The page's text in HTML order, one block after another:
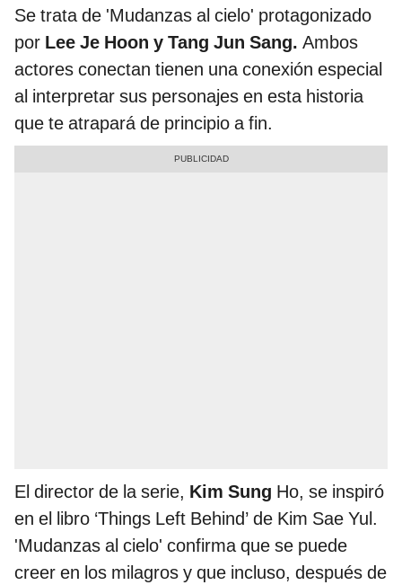
Se trata de 'Mudanzas al cielo' protagonizado
por Lee Je Hoon y Tang Jun Sang. Ambos
actores conectan tienen una conexión especial
al interpretar sus personajes en esta historia
que te atrapará de principio a fin.
El director de la serie, Kim Sung Ho, se inspiró
en el libro ‘Things Left Behind’ de Kim Sae Yul.
'Mudanzas al cielo' confirma que se puede
creer en los milagros y que incluso, después de